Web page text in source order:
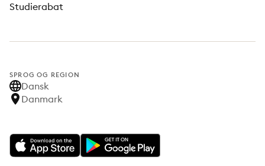
Studierabat
SPROG OG REGION
Dansk
Danmark